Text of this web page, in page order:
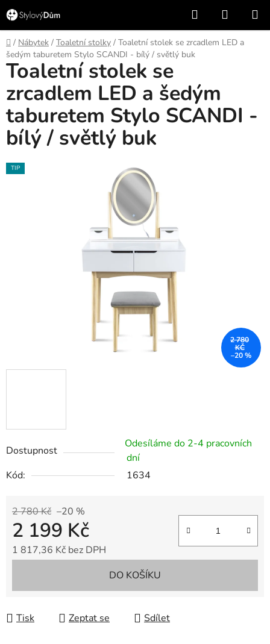
Přejít
na
obsah
Hledat
KOŠÍK
Domů
/ Nábytek / Toaletní stolky / Toaletní stolek se zrcadlem LED a
šedým taburetem Stylo SCANDI - bílý / světlý buk
Dostupnost
Odesíláme do 2-4 pracovních
dní
Kód:
1634
2 780 Kč –20 %
2 199 Kč
1 817,36 Kč bez DPH
DO KOŠÍKU
Tisk Zeptat se Sdílet
Toaletní stolek se
zrcadlem LED a šedým
taburetem Stylo SCANDI -
bílý / světlý buk
TIP
2 780
KČ
–20 %